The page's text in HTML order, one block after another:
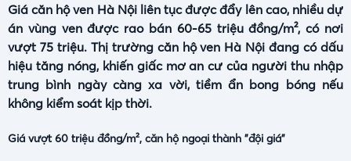
Giá căn hộ ven Hà Nội liên tục được đẩy lên cao, nhiều dự
án vùng ven được rao bán 60-65 triệu đồng/m², có nơi
vượt 75 triệu. Thị trường căn hộ ven Hà Nội đang có dấu
hiệu tăng nóng, khiến giấc mơ an cư của người thu nhập
trung bình ngày càng xa vời, tiềm ẩn bong bóng nếu
không kiểm soát kịp thời.
Giá vượt 60 triệu đồng/m², căn hộ ngoại thành "đội giá"